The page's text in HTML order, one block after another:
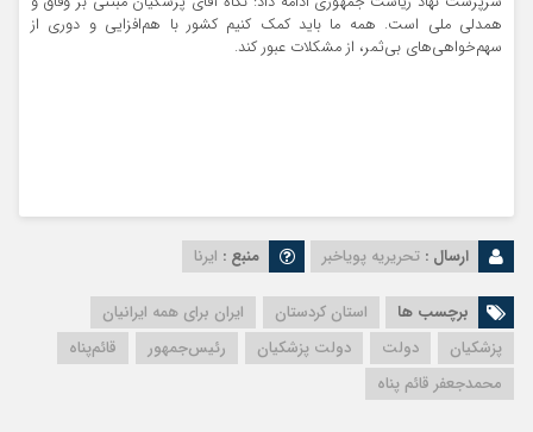
همدلی ملی است. همه ما باید کمک کنیم کشور با هم‌افزایی و دوری از
سهم‌خواهی‌های بی‌ثمر، از مشکلات عبور کند.
ارسال : تحریریه پویاخبر منبع : ایرنا
برچسب ها استان کردستان
ایران برای همه ایرانیان
پزشکیان
دولت دولت پزشکیان رئیس‌جمهور
قائم‌پناه
محمدجعفر قائم پناه